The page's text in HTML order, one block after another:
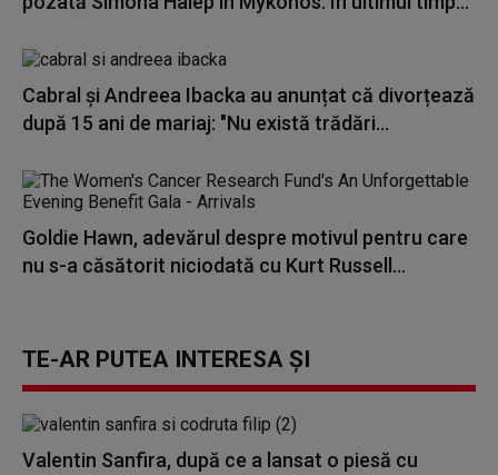
Cabral și Andreea Ibacka au anunțat că divorțează
după 15 ani de mariaj: "Nu există trădări...
Goldie Hawn, adevărul despre motivul pentru care
nu s-a căsătorit niciodată cu Kurt Russell...
TE-AR PUTEA INTERESA ȘI
Valentin Sanfira, după ce a lansat o piesă cu